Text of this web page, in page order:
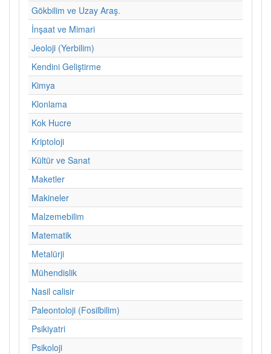
Gökbilim ve Uzay Araş.
İnşaat ve Mimari
Jeoloji (Yerbilim)
Kendini Geliştirme
Kimya
Klonlama
Kok Hucre
Kriptoloji
Kültür ve Sanat
Maketler
Makineler
Malzemebilim
Matematik
Metalürji
Mühendislik
Nasil calisir
Paleontoloji (Fosilbilim)
Psikiyatri
Psikoloji